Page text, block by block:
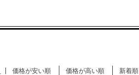
価格が安い順 価格が高い順 新着順